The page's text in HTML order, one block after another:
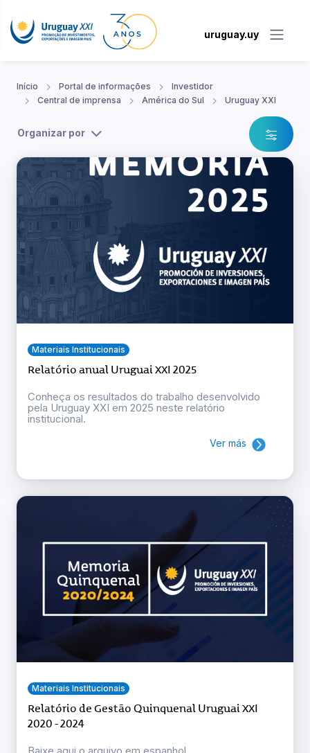
uruguay.uy
Início Portal de informações
Investidor
Central de imprensa
América do Sul Uruguay XXI
Organizar por
Materiais Institucionais
Relatório anual Uruguai XXI 2025
Conheça os resultados do trabalho desenvolvido
pela Uruguay XXI em 2025 neste relatório
institucional.
Ver más
Materiais Institucionais
Relatório de Gestão Quinquenal Uruguai XXI
2020 - 2024
Baixe aqui o arquivo em espanhol